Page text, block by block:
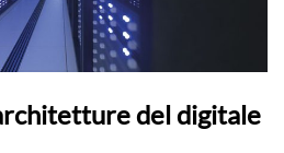
del digitale